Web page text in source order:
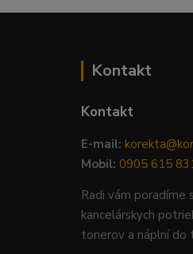
Kontakt
Kontakt
E-mail:
Mobil: 0905 615
Radi vám poradíme
kancelárskych
tonerov a náplní do